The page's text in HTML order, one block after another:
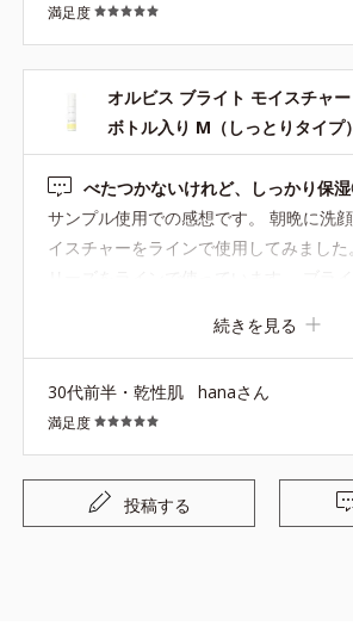
満足度
オルビス ブライト モイスチャー
ボトル入り M（しっとりタイプ
べたつかないけれど、しっかり保
サンプル使用での感想です。 朝晩に洗
イスチャーをラインで使用してみまし
には合わないと思っていたので、意外と
くれる！というのが驚きました。 ビタ
刺激や肌荒れをすることがありましたが
ズは問題なく使えそうで安心です◎ 肌へ
すし、つけた後のべたつきもなく、で
してくれるので夏のエアコンが効く室
てくれそうです。 夏にユーを使ってい
続きを見る
30代前半・乾性肌 hanaさん
満足度
投稿する